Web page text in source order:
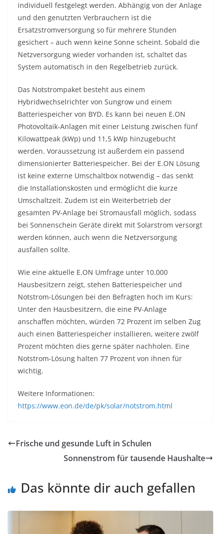
individuell festgelegt werden. Abhängig von der Anlage
und den genutzten Verbrauchern ist die
Ersatzstromversorgung so für mehrere Stunden
gesichert – auch wenn keine Sonne scheint. Sobald die
Netzversorgung wieder vorhanden ist, schaltet das
System automatisch in den Regelbetrieb zurück.
Das Notstrompaket besteht aus einem
Hybridwechselrichter von Sungrow und einem
Batteriespeicher von BYD. Es kann bei neuen E.ON
Photovoltaik-Anlagen mit einer Leistung zwischen fünf
Kilowattpeak (kWp) und 11,5 kWp hinzugebucht
werden. Voraussetzung ist außerdem ein passend
dimensionierter Batteriespeicher. Bei der E.ON Lösung
ist keine externe Umschaltbox notwendig – das senkt
die Installationskosten und ermöglicht die kurze
Umschaltzeit. Zudem ist ein Weiterbetrieb der
gesamten PV-Anlage bei Stromausfall möglich, sodass
bei Sonnenschein Geräte direkt mit Solarstrom versorgt
werden können, auch wenn die Netzversorgung
ausfallen sollte.
Wie eine aktuelle E.ON Umfrage unter 10.000
Hausbesitzern zeigt, stehen Batteriespeicher und
Notstrom-Lösungen bei den Befragten hoch im Kurs:
Unter den Hausbesitzern, die eine PV-Anlage
anschaffen möchten, würden 72 Prozent im selben Zug
auch einen Batteriespeicher installieren, weitere zwölf
Prozent möchten dies gerne später nachholen. Eine
Notstrom-Lösung halten 77 Prozent von ihnen für
wichtig.
Weitere Informationen:
https://www.eon.de/de/pk/solar/notstrom.html
Frische und gesunde Luft in Schulen
Sonnenstrom für tausende Haushalte
Das könnte dir auch gefallen